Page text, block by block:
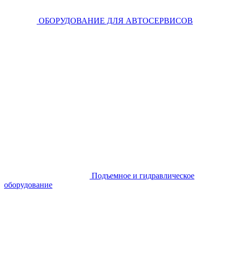
ОБОРУДОВАНИЕ ДЛЯ АВТОСЕРВИСОВ
Подъемное и гидравлическое
оборудование